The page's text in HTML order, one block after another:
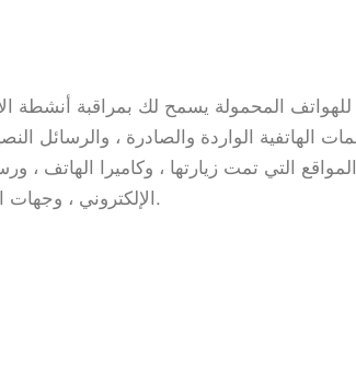
الإلكتروني ، وجهات الاتصال ، وبعض التطبيقات الاجتماعية.